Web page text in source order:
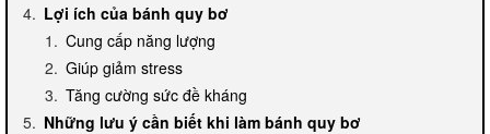
Lợi ích của bánh quy bơ
Cung cấp năng lượng
Giúp giảm stress
Tăng cường sức đề kháng
Những lưu ý cần biết khi làm bánh quy bơ